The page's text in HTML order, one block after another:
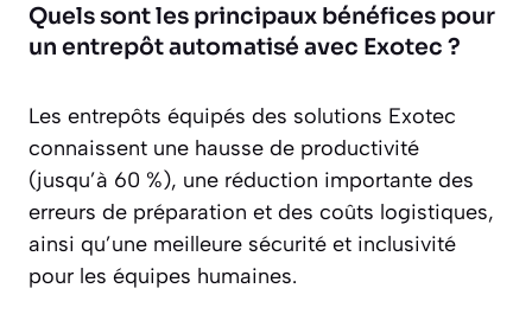
Quels sont les principaux bénéfices pour
un entrepôt automatisé avec Exotec ?
Les entrepôts équipés des solutions Exotec
connaissent une hausse de productivité
(jusqu’à 60 %), une réduction importante des
erreurs de préparation et des coûts logistiques,
ainsi qu’une meilleure sécurité et inclusivité
pour les équipes humaines.